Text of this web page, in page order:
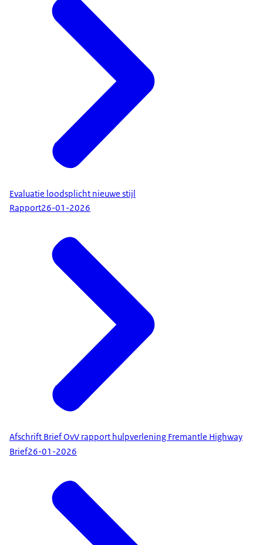
Evaluatie loodsplicht nieuwe stijl
Rapport26-01-2026
Afschrift Brief OvV rapport hulpverlening Fremantle Highway
Brief26-01-2026